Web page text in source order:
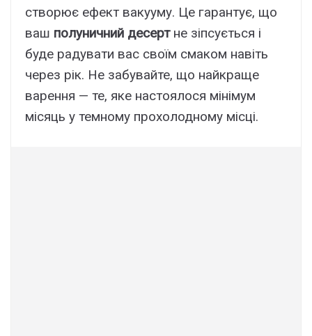
створює ефект вакууму. Це гарантує, що
ваш полуничний десертне зіпсується і
буде радувати вас своїм смаком навіть
через рік. Не забувайте, що найкраще
варення — те, яке настоялося мінімум
місяць у темному прохолодному місці.